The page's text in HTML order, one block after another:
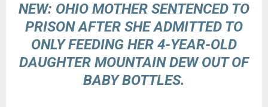
NEW: OHIO MOTHER SENTENCED TO
PRISON AFTER SHE ADMITTED TO
ONLY FEEDING HER 4-YEAR-OLD
DAUGHTER MOUNTAIN DEW OUT OF
BABY BOTTLES.